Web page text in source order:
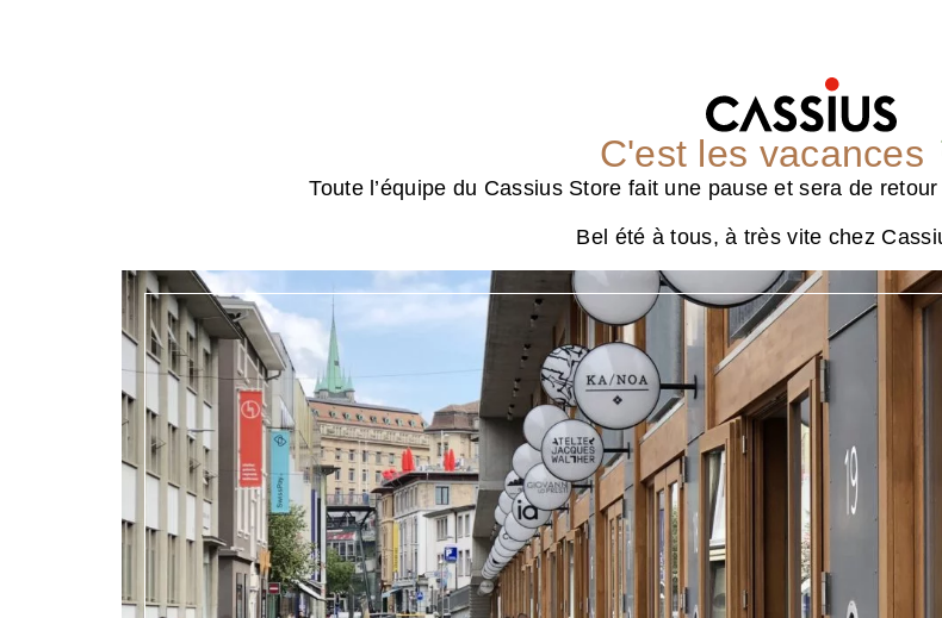
C'est les vacances
Toute l’équipe du Cassius Store fait une pause et sera de
Bel été à tous, à très vite chez